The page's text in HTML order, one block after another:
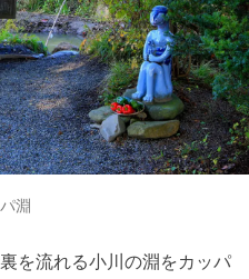
淵
を流れる小川の淵をカッパ